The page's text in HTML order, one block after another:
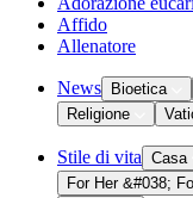
Affido
Allenatore
News Bioetica
Religione
Stile di vita Casa
For Her &#038;